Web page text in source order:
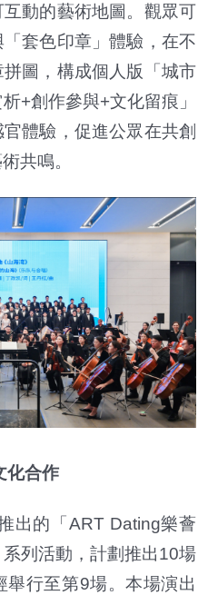
動的藝術地圖。觀眾可
套色印章」體驗，在不
圖，構成個人版「城市
+創作參與+文化留痕」
體驗，促進公眾在共創
共鳴。
化合作
出的「ART Dating樂薈
列活動，計劃推出10場
行至第9場。本場演出